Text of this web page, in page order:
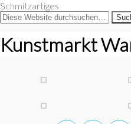
Schmitzartiges
Kunstmarkt